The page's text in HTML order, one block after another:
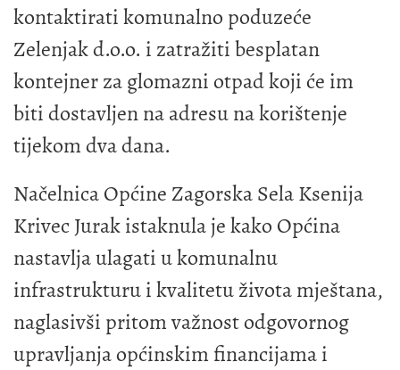
kontaktirati komunalno poduzeće
Zelenjak d.o.o. i zatražiti besplatan
kontejner za glomazni otpad koji će im
biti dostavljen na adresu na korištenje
tijekom dva dana.
Načelnica Općine Zagorska Sela Ksenija
Krivec Jurak istaknula je kako Općina
nastavlja ulagati u komunalnu
infrastrukturu i kvalitetu života mještana,
naglasivši pritom važnost odgovornog
upravljanja općinskim financijama i